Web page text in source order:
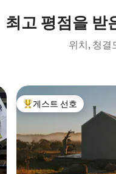
최고 평점을 받
위치, 청결
상위 게스트 선호
게스트 선호